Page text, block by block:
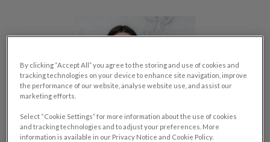
By clicking “Accept All” you agree to the storing and use of cookies and
tracking technologies on your device to enhance site navigation, improve
the performance of our website, analyse website use, and assist our
marketing efforts.
Select “Cookie Settings” for more information about the use of cookies
and tracking technologies and to adjust your preferences. More
information is available in our Privacy Notice and Cookie Policy.